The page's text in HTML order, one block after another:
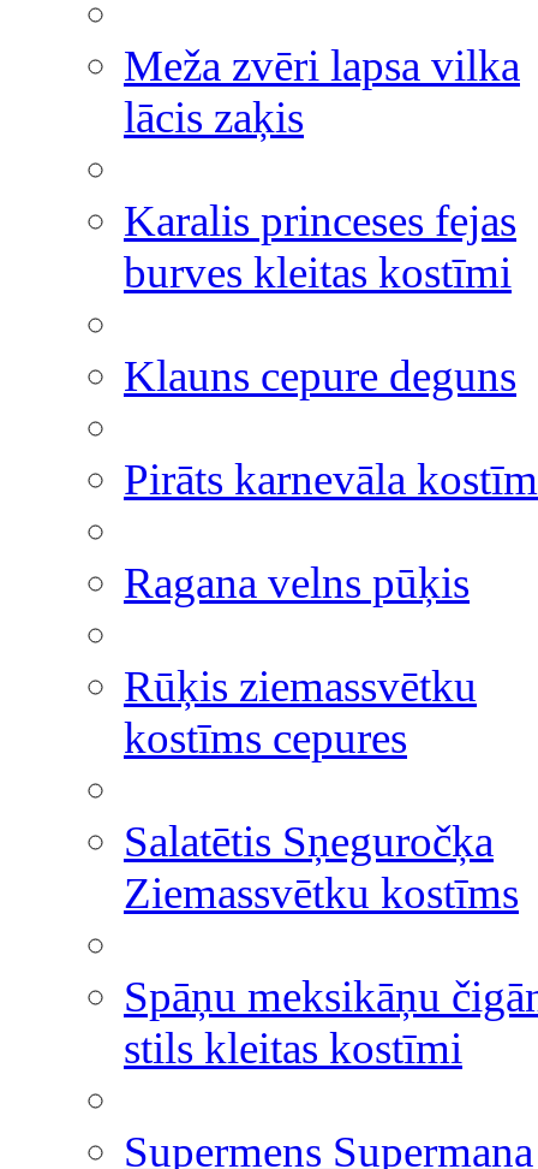
Meža zvēri lapsa vilka
lācis zaķis
Karalis princeses fejas
burves kleitas kostīmi
Klauns cepure deguns
Pirāts karnevāla
Ragana velns pūķis
Rūķis ziemassvētku
kostīms cepures
Salatētis Sņeguročķa
Ziemassvētku kostīms
Spāņu meksikāņu
stils kleitas kostīmi
Supermens Supermana